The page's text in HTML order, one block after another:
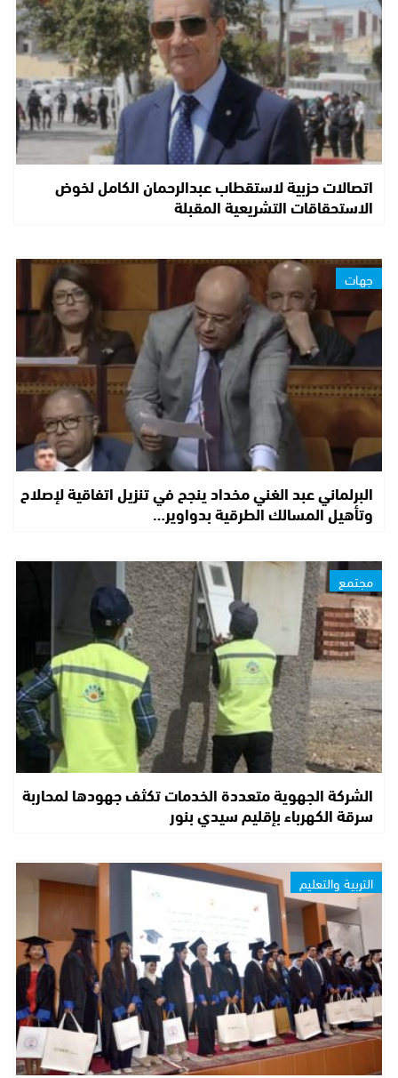
اتصالات حزبية لاستقطاب عبدالرحمان الكامل لخوض
الاستحقاقات التشريعية المقبلة
جهات
البرلماني عبد الغني مخداد ينجح في تنزيل اتفاقية لإصلاح
وتأهيل المسالك الطرقية بدواوير…
مجتمع
الشركة الجهوية متعددة الخدمات تكثف جهودها لمحاربة
سرقة الكهرباء بإقليم سيدي بنور
التربية والتعليم